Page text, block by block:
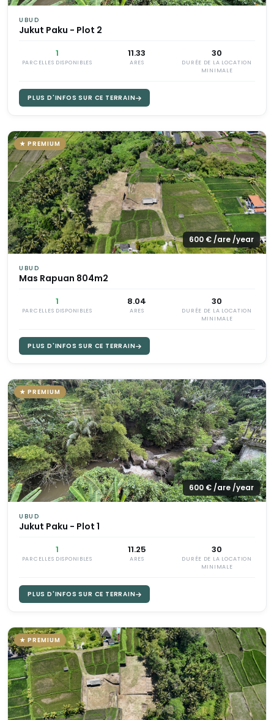
UBUD
Jukut Paku - Plot 2
1
PARCELLES DISPONIBLES
11.33
ARES
30
DURÉE DE LA LOCATION
MINIMALE
PLUS D'INFOS SUR CE TERRAIN
★ PREMIUM
600 € /are /year
UBUD
Mas Rapuan 804m2
1
PARCELLES DISPONIBLES
8.04
ARES
30
DURÉE DE LA LOCATION
MINIMALE
PLUS D'INFOS SUR CE TERRAIN
★ PREMIUM
600 € /are /year
UBUD
Jukut Paku - Plot 1
1
PARCELLES DISPONIBLES
11.25
ARES
30
DURÉE DE LA LOCATION
MINIMALE
PLUS D'INFOS SUR CE TERRAIN
★ PREMIUM